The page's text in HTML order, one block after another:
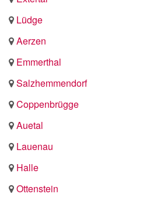
Lüdge
Aerzen
Emmerthal
Salzhemmendorf
Coppenbrügge
Auetal
Lauenau
Halle
Ottenstein